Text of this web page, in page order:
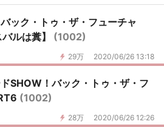
ック・トゥ・ザ・フューチャ
ルは糞】 (1002)
29万 2020/06/26 13:18
SHOW！バック・トゥ・ザ・フ
(1002)
28万 2020/06/26 12:26